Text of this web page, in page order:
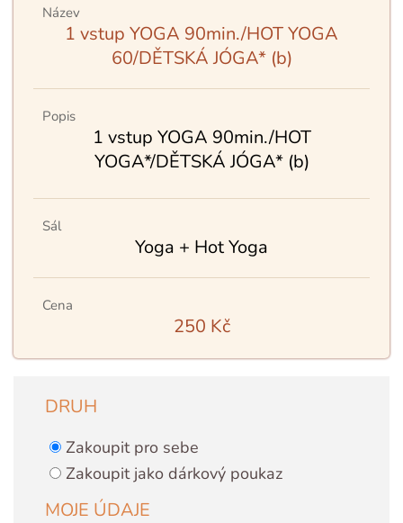
Název
1 vstup YOGA 90min./HOT YOGA
60/DĚTSKÁ JÓGA* (b)
Popis
1 vstup YOGA 90min./HOT
YOGA*/DĚTSKÁ JÓGA* (b)
Sál
Yoga + Hot Yoga
Cena
250 Kč
DRUH
Zakoupit pro sebe
Zakoupit jako dárkový poukaz
MOJE ÚDAJE